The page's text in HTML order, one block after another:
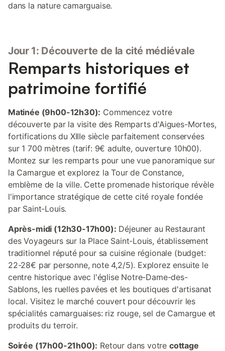
dans la nature camarguaise.
Jour 1: Découverte de la cité médiévale
Remparts historiques et
patrimoine fortifié
Matinée (9h00-12h30): Commencez votre
découverte par la visite des Remparts d'Aigues-Mortes,
fortifications du XIIIe siècle parfaitement conservées
sur 1 700 mètres (tarif: 9€ adulte, ouverture 10h00).
Montez sur les remparts pour une vue panoramique sur
la Camargue et explorez la Tour de Constance,
emblème de la ville. Cette promenade historique révèle
l'importance stratégique de cette cité royale fondée
par Saint-Louis.
Après-midi (12h30-17h00): Déjeuner au Restaurant
des Voyageurs sur la Place Saint-Louis, établissement
traditionnel réputé pour sa cuisine régionale (budget:
22-28€ par personne, note 4,2/5). Explorez ensuite le
centre historique avec l'église Notre-Dame-des-
Sablons, les ruelles pavées et les boutiques d'artisanat
local. Visitez le marché couvert pour découvrir les
spécialités camarguaises: riz rouge, sel de Camargue et
produits du terroir.
Soirée (17h00-21h00): Retour dans votre cottage